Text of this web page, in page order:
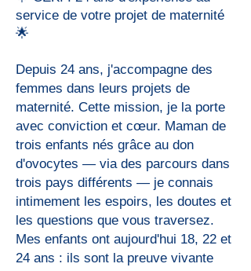
service de votre projet de maternité
🌟
Depuis 24 ans, j'accompagne des
femmes dans leurs projets de
maternité. Cette mission, je la porte
avec conviction et cœur. Maman de
trois enfants nés grâce au don
d'ovocytes — via des parcours dans
trois pays différents — je connais
intimement les espoirs, les doutes et
les questions que vous traversez.
Mes enfants ont aujourd'hui 18, 22 et
24 ans : ils sont la preuve vivante